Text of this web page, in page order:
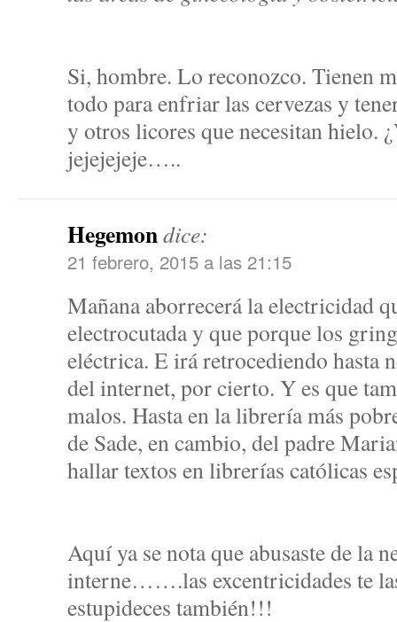
Si, hombre. Lo reconozco. Tienen
todo para enfriar las cervezas y
y otros licores que necesitan hielo.
jejejejeje…..
Hegemondice:
21 febrero, 2015 a las 21:15
Mañana aborrecerá la electricidad
electrocutada y que porque los
eléctrica. E irá retrocediendo hasta
del internet, por cierto. Y es que
malos. Hasta en la librería más
de Sade, en cambio, del padre
hallar textos en librerías católicas
Aquí ya se nota que abusaste de la
interne…….las excentricidades te
estupideces también!!!